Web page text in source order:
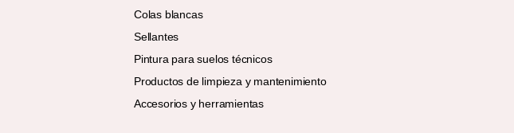
Colas blancas
Sellantes
Pintura para suelos técnicos
Productos de limpieza y mantenimiento
Accesorios y herramientas